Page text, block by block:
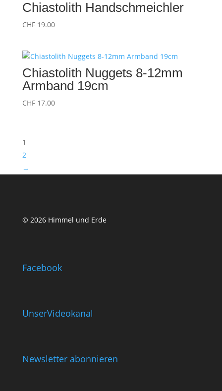
Chiastolith Handschmeichler
CHF19.00
Chiastolith Nuggets 8-12mm
Armband 19cm
CHF17.00
1
2
→
© 2026 Himmel und Erde
Facebook
UnserVideokanal
Newsletter abonnieren